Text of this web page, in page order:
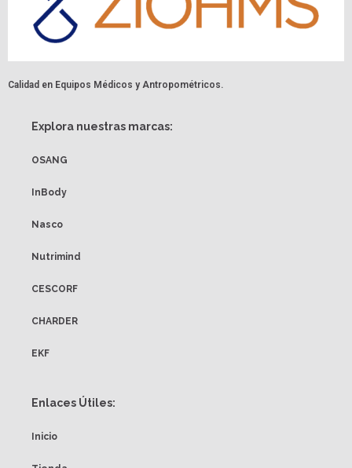
Calidad en Equipos Médicos y Antropométricos.
Explora nuestras marcas:
OSANG
InBody
Nasco
Nutrimind
CESCORF
CHARDER
EKF
Enlaces Útiles:
Inicio